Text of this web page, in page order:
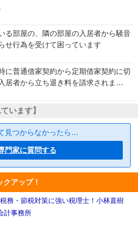
る部屋の、隣の部屋の入居者から騒音
せ行為を受けて困っています
に普通借家契約から定期借家契約に切
居者から立ち退き料を請求されま…
います】
見つからなかったら…
門家に質問する
アップ！
務・節税対策に強い税理士！小林直樹
計事務所